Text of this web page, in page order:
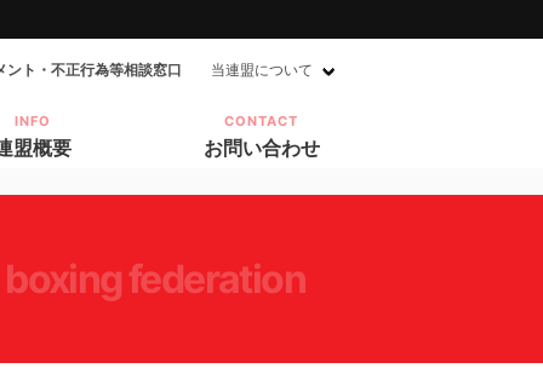
ント・不正行為等相談窓口 当連盟について
INFO
盟概要
CONTACT
お問い合わせ
boxing federation